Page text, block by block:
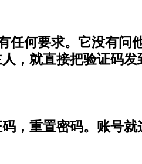
任何要求。它没有问
，就直接把验证码
，重置密码。账号